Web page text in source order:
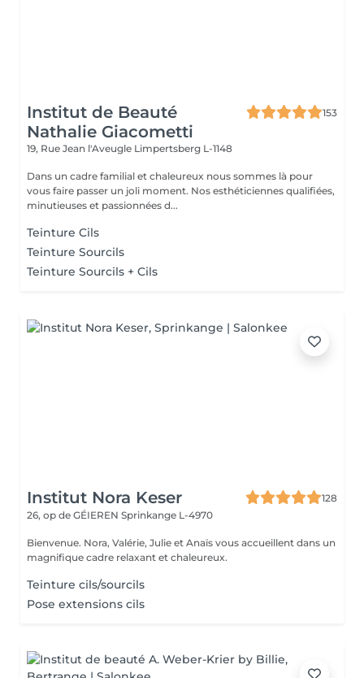
Institut de Beauté
Nathalie Giacometti
153
19, Rue Jean l'Aveugle Limpertsberg L-1148
Dans un cadre familial et chaleureux nous sommes là pour
vous faire passer un joli moment. Nos esthéticiennes qualifiées,
minutieuses et passionnées d...
Teinture Cils
Teinture Sourcils
Teinture Sourcils + Cils
Institut Nora Keser
128
26, op de GÉIEREN Sprinkange L-4970
Bienvenue. Nora, Valérie, Julie et Anaïs vous accueillent dans un
magnifique cadre relaxant et chaleureux.
Teinture cils/sourcils
Pose extensions cils